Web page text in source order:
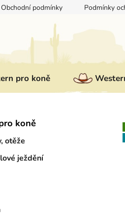
Obchodní podmínky Podmínky
pro koně
koně
otěže
ježdění